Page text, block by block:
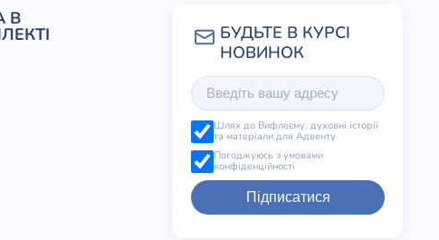
В
Шлях до Вифлеєму: духовні історії
та матеріали для Адвенту
Погоджуюсь з умовами
конфіденційності
Підписатися